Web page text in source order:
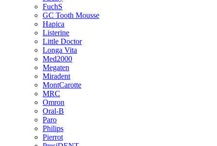
FuchS
GC Tooth Mousse
Hapica
Listerine
Little Doctor
Longa Vita
Med2000
Megaten
Miradent
MontCarotte
MRC
Omron
Oral-B
Paro
Philips
Pierrot